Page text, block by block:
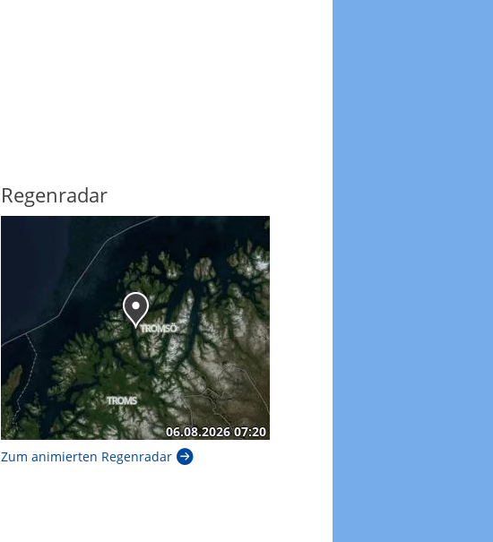
Regenradar
Zum animierten Regenradar